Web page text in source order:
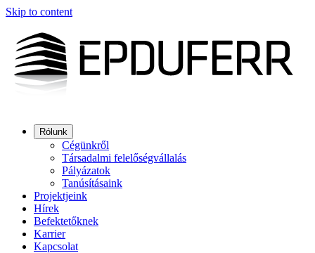
Skip to content
Rólunk
Cégünkről
Társadalmi felelőségvállalás
Pályázatok
Tanúsításaink
Projektjeink
Hírek
Befektetőknek
Karrier
Kapcsolat